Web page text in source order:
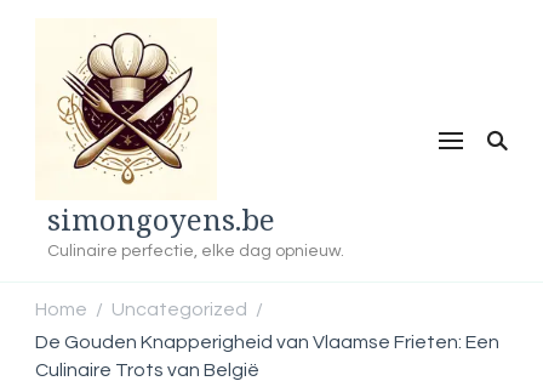
simongoyens.be
Culinaire perfectie, elke dag opnieuw.
Home / Uncategorized
/
De Gouden Knapperigheid van Vlaamse Frieten: Een
Culinaire Trots van België